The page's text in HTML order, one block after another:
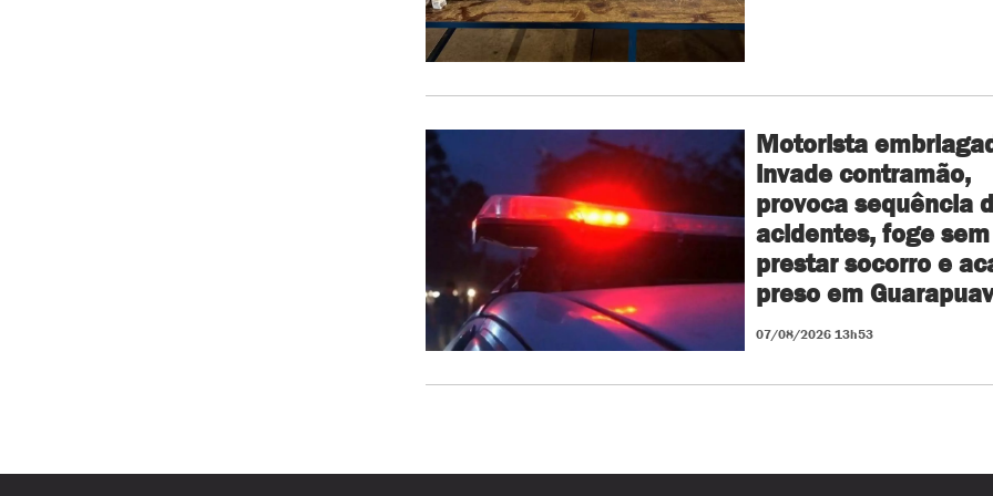
Motorista
invade contramão,
provoca sequência
acidentes, foge sem
prestar socorro e
preso em
07/08/2026 13h53